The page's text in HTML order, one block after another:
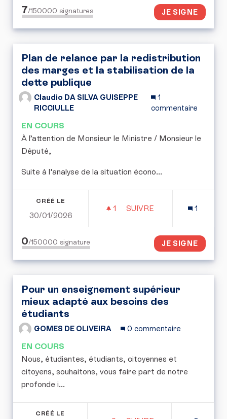
7/150000 signatures JE SIGNE
Plan de relance par la redistribution
des marges et la stabilisation de la
dette publique
Claudio DA SILVA GUISEPPE
RICCIULLE
1
commentaire
EN COURS
​À l’attention de Monsieur le Ministre / Monsieur le
Député,
​Suite à l'analyse de la situation écono...
CRÉÉ LE
30/01/2026
1 1 ABONNÉ
SUIVRE
1
0/150000 signature JE SIGNE
Pour un enseignement supérieur
mieux adapté aux besoins des
étudiants
GOMES DE OLIVEIRA 0 commentaire
EN COURS
Nous, étudiantes, étudiants, citoyennes et
citoyens, souhaitons, vous faire part de notre
profonde i...
CRÉÉ LE